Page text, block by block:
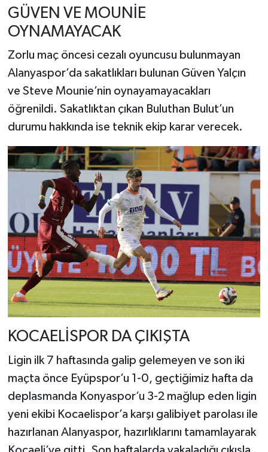
GÜVEN VE MOUNİE
OYNAMAYACAK
Zorlu maç öncesi cezalı oyuncusu bulunmayan
Alanyaspor’da sakatlıkları bulunan Güven Yalçın
ve Steve Mounie’nin oynayamayacakları
öğrenildi. Sakatlıktan çıkan Buluthan Bulut’un
durumu hakkında ise teknik ekip karar verecek.
KOCAELİSPOR DA ÇIKIŞTA
Ligin ilk 7 haftasında galip gelemeyen ve son iki
maçta önce Eyüpspor’u 1-0, geçtiğimiz hafta da
deplasmanda Konyaspor’u 3-2 mağlup eden ligin
yeni ekibi Kocaelispor’a karşı galibiyet parolası ile
hazırlanan Alanyaspor, hazırlıklarını tamamlayarak